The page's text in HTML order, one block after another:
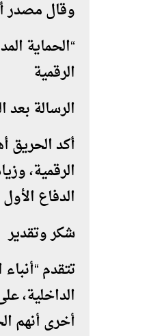
وقال مصدر
“الحماية
الرقمية
الرسالة بعد
أكد الحريق
الرقمية،
الدفاع
شكر وتقدير
تتقدم
الداخلية،
أخرى أنهم